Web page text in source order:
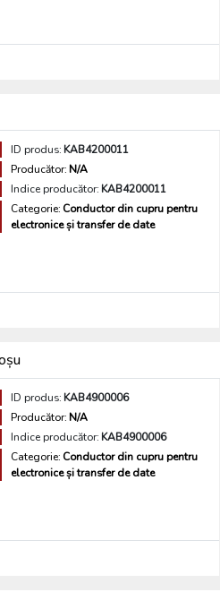
ID produs: KAB4200011
Producător: N/A
Indice producător: KAB4200011
Categorie: Conductor din cupru pentru
electronice și transfer de date
ID produs: KAB4900006
Producător: N/A
Indice producător: KAB4900006
Categorie: Conductor din cupru pentru
electronice și transfer de date